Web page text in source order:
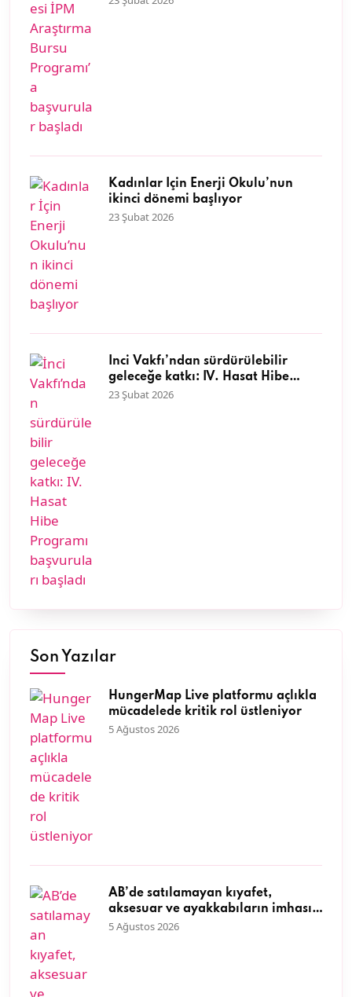
Kadınlar İçin Enerji Okulu’nun
ikinci dönemi başlıyor
23 Şubat 2026
İnci Vakfı’ndan sürdürülebilir
geleceğe katkı: IV. Hasat Hibe
Programı başvuruları başladı
23 Şubat 2026
Son Yazılar
HungerMap Live platformu açlıkla
mücadelede kritik rol üstleniyor
5 Ağustos 2026
AB’de satılamayan kıyafet,
aksesuar ve ayakkabıların imhası
yasaklandı
5 Ağustos 2026